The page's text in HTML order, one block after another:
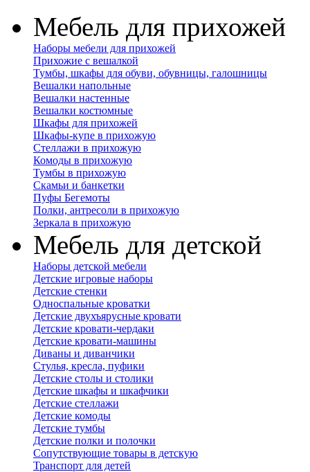
Мебель для прихожей
Наборы мебели для прихожей
Прихожие с вешалкой
Тумбы, шкафы для обуви, обувницы, галошницы
Вешалки напольные
Вешалки настенные
Вешалки костюмные
Шкафы для прихожей
Шкафы-купе в прихожую
Стеллажи в прихожую
Комоды в прихожую
Тумбы в прихожую
Скамьи и банкетки
Пуфы Бегемоты
Полки, антресоли в прихожую
Зеркала в прихожую
Мебель для детской
Наборы детской мебели
Детские игровые наборы
Детские стенки
Односпальные кроватки
Детские двухъярусные кровати
Детские кровати-чердаки
Детские кровати-машины
Диваны и диванчики
Стулья, кресла, пуфики
Детские столы и столики
Детские шкафы и шкафчики
Детские стеллажи
Детские комоды
Детские тумбы
Детские полки и полочки
Сопутствующие товары в детскую
Транспорт для детей